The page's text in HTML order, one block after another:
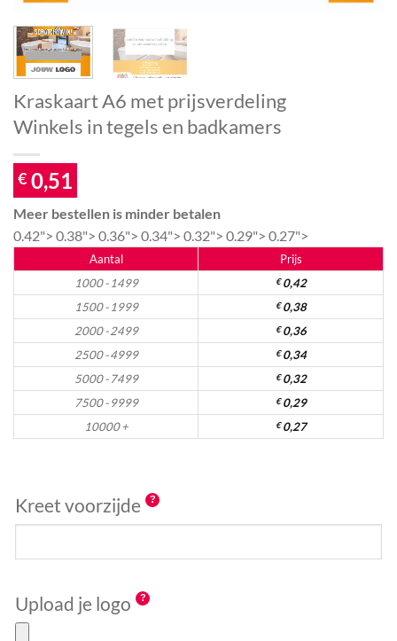
Kraskaart A6 met prijsverdeling
Winkels in tegels en badkamers
€ 0,51
Meer bestellen is minder betalen
0.42"> 0.38"> 0.36"> 0.34"> 0.32"> 0.29"> 0.27">
Aantal
Prijs
1000 - 1499
€0,42
1500 - 1999
€0,38
2000 - 2499
€0,36
2500 - 4999
€0,34
5000 - 7499
€0,32
7500 - 9999
€0,29
10000 +
€0,27
Kreet voorzijde
Upload je logo